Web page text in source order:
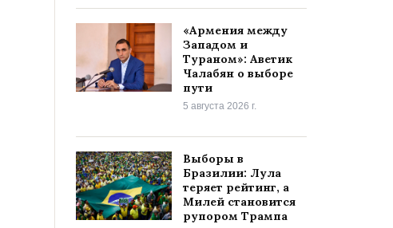
«Армения между
Западом и
Тураном»: Аветик
Чалабян о выборе
пути
5 августа 2026 г.
Выборы в
Бразилии: Лула
теряет рейтинг, а
Милей становится
рупором Трампа